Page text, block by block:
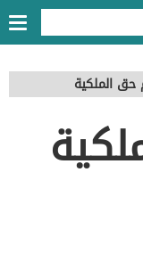
الملكية